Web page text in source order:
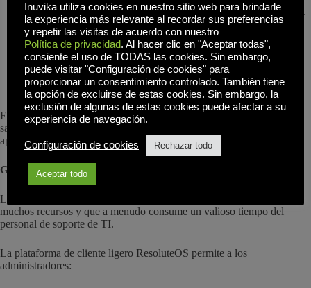
modificaciones que puedan abrir vulnerabilidades de seguridad.
Ningún dato se almacena localmente en el dispositivo, por lo
que la información sensible permanece en el centro de datos en
la nube, minimizando la amenaza de robo de datos.
Permitir actualizaciones y parches centralizados garantiza que
todos los dispositivos estén siempre protegidos con las últimas
actualizaciones.
Esto hace que los clientes ligeros sean ideales para sectores como la
sanidad, las finanzas y la administración pública, donde a menudo se
aplican marcos de cumplimiento como HIPAA y GDPR.
Gestión centralizada
La gestión de grandes despliegues de PC es un proceso que exige
muchos recursos y que a menudo consume un valioso tiempo del
personal de soporte de TI.
La plataforma de cliente ligero ResoluteOS permite a los
administradores:
Inuvika utiliza cookies en nuestro sitio web para brindarle
la experiencia más relevante al recordar sus preferencias
y repetir las visitas de acuerdo con nuestro
Política de privacidad. Al hacer clic en "Aceptar todas",
consiente el uso de TODAS las cookies. Sin embargo,
puede visitar "Configuración de cookies" para
proporcionar un consentimiento controlado. También tiene
la opción de excluirse de estas cookies. Sin embargo, la
exclusión de algunas de estas cookies puede afectar a su
experiencia de navegación.
Configuración de cookies Rechazar todo
Aceptar todo